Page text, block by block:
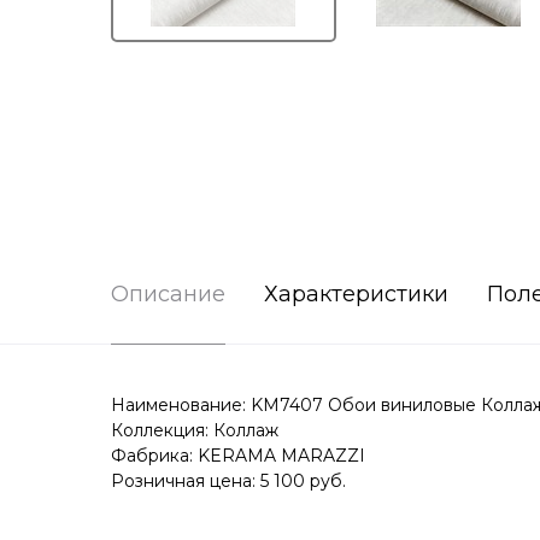
Описание Характеристики
Наименование: KM7407 Обои виниловые Коллаж
Коллекция: Коллаж
Фабрика: KERAMA MARAZZI
Розничная цена: 5 100 руб.